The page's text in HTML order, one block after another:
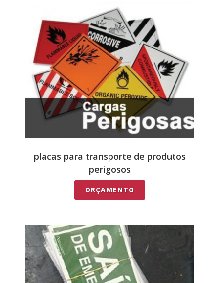
placas para transporte de produtos
perigosos
ORÇAMENTO